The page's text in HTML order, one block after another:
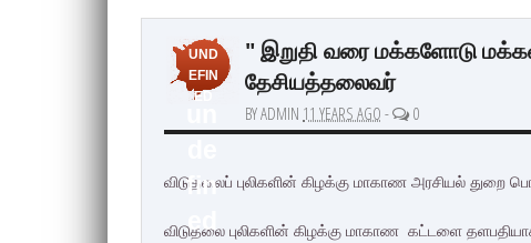
UND
EFIN
ED
fin
ed
" இறுதி வரை மக்களோடு
தேசியத்தலைவர்
BY ADMIN 11 YEARS AGO - 0
விடுதலைப் புலிகளின் கிழக்கு மாகாண அரசியல் துறை
விடுதலை புலிகளின் கிழக்கு மாகாண கட்டளை